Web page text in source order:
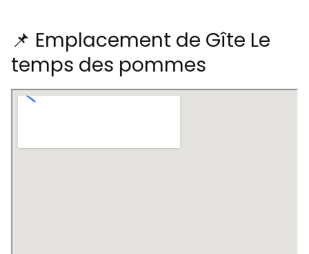
📌 Emplacement de Gîte Le
temps des pommes